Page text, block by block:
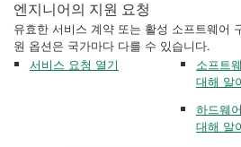
엔지니어의 지원 요청
유효한 서비스 계약 또는 활성 소프트웨어
원 옵션은 국가마다 다를 수 있습니다.
서비스 요청 열기
소프트
대해 알
하드웨
대해 알